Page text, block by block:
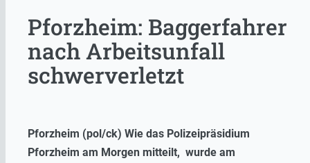
Pforzheim: Baggerfahrer
nach Arbeitsunfall
schwerverletzt
Pforzheim (pol/ck) Wie das Polizeipräsidium
Pforzheim am Morgen mitteilt, wurde am